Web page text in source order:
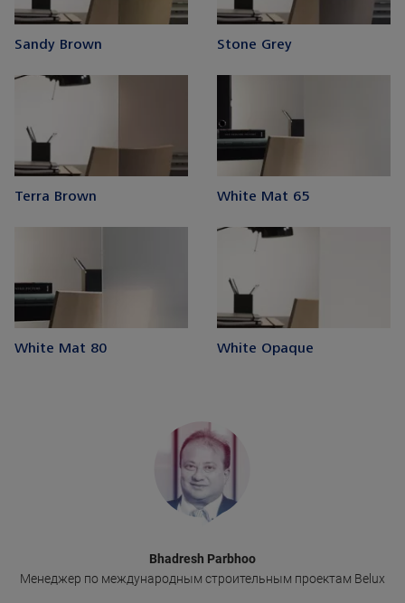
Sandy Brown Stone Grey
Terra Brown White Mat 65
White Mat 80 White Opaque
Bhadresh Parbhoo
Менеджер по международным строительным проектам Belux